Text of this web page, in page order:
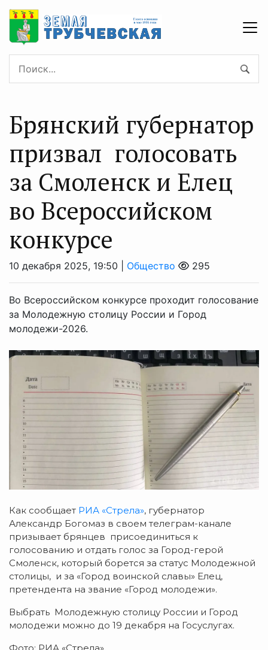
Брянский губернатор
призвал голосовать
за Смоленск и Елец
во Всероссийском
конкурсе
10 декабря 2025, 19:50 | Общество 295
Во Всероссийском конкурсе проходит голосование
за Молодежную столицу России и Город
молодежи-2026.
Как сообщает РИА «Стрела», губернатор
Александр Богомаз в своем телеграм-канале
призывает брянцев присоединиться к
голосованию и отдать голос за Город-герой
Смоленск, который борется за статус Молодежной
столицы, и за «Город воинской славы» Елец,
претендента на звание «Город молодежи».
Выбрать Молодежную столицу России и Город
молодежи можно до 19 декабря на Госуслугах.